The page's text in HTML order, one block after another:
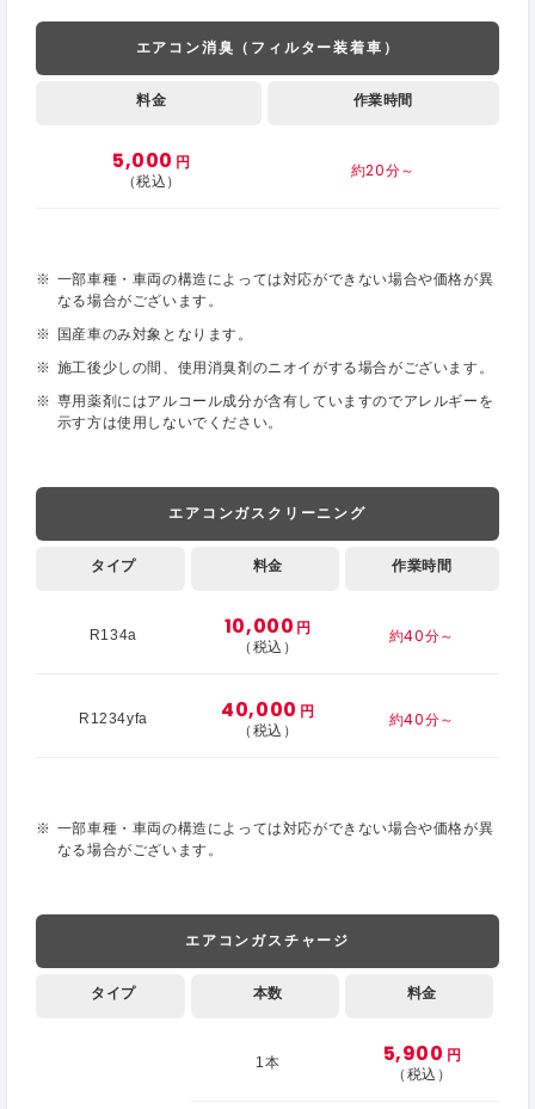
エアコン消臭（フィルター装着車）
料金 作業時間
5,000 円
（税込）
約20分～
一部車種・車両の構造によっては対応ができない場合や価格が異
なる場合がございます。
国産車のみ対象となります。
施工後少しの間、使用消臭剤のニオイがする場合がございます。
専用薬剤にはアルコール成分が含有していますのでアレルギーを
示す方は使用しないでください。
エアコンガスクリーニング
タイプ 料金 作業時間
R134a 10,000 円
（税込）
約40分～
R1234yfa 40,000 円
（税込）
約40分～
一部車種・車両の構造によっては対応ができない場合や価格が異
なる場合がございます。
エアコンガスチャージ
タイプ 本数 料金
1本 5,900 円
（税込）